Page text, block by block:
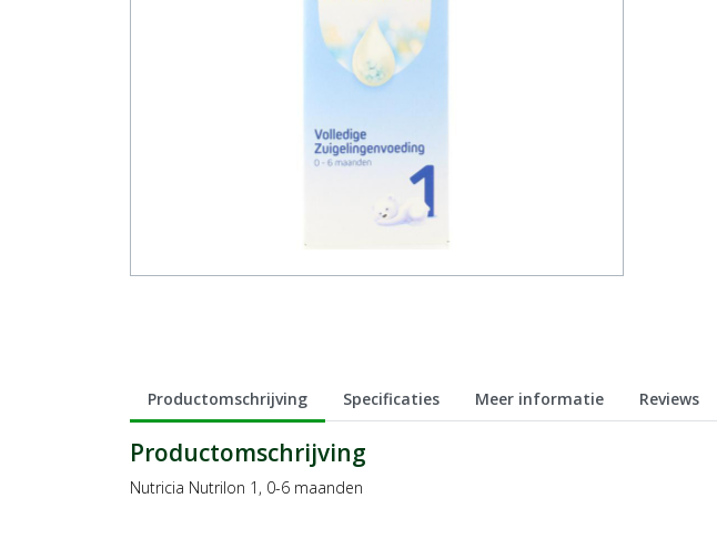
Productomschrijving Specificaties Meer informatie Reviews
Productomschrijving
Nutricia Nutrilon 1, 0-6 maanden